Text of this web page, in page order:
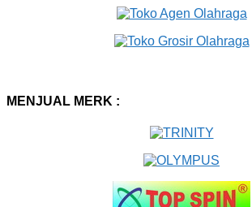
MENJUAL MERK :